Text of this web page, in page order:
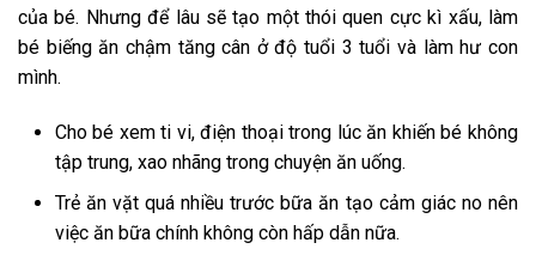
của bé. Nhưng để lâu sẽ tạo một thói quen cực kì xấu, làm
bé biếng ăn chậm tăng cân ở độ tuổi 3 tuổi và làm hư con
mình.
Cho bé xem ti vi, điện thoại trong lúc ăn khiến bé không
tập trung, xao nhãng trong chuyện ăn uống.
Trẻ ăn vặt quá nhiều trước bữa ăn tạo cảm giác no nên
việc ăn bữa chính không còn hấp dẫn nữa.